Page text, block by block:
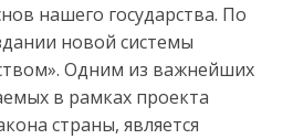
нашего государства. По
новой системы
Одним из важнейших
в рамках проекта
страны, является